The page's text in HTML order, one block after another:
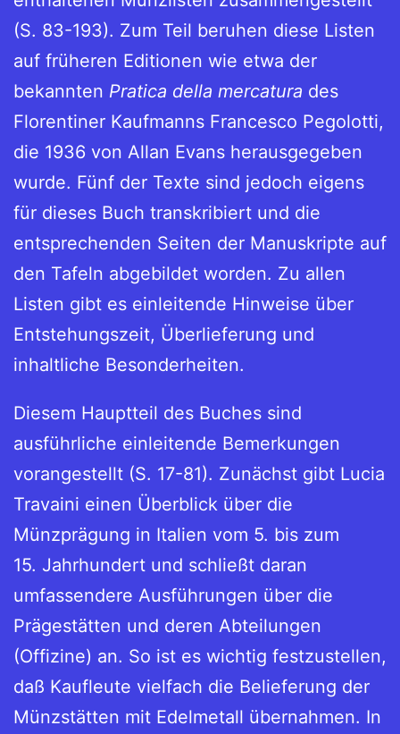
(S. 83-193). Zum Teil beruhen diese Listen
auf früheren Editionen wie etwa der
bekannten Pratica della mercatura des
Florentiner Kaufmanns Francesco Pegolotti,
die 1936 von Allan Evans herausgegeben
wurde. Fünf der Texte sind jedoch eigens
für dieses Buch transkribiert und die
entsprechenden Seiten der Manuskripte auf
den Tafeln abgebildet worden. Zu allen
Listen gibt es einleitende Hinweise über
Entstehungszeit, Überlieferung und
inhaltliche Besonderheiten.
Diesem Hauptteil des Buches sind
ausführliche einleitende Bemerkungen
vorangestellt (S. 17-81). Zunächst gibt Lucia
Travaini einen Überblick über die
Münzprägung in Italien vom 5. bis zum
15. Jahrhundert und schließt daran
umfassendere Ausführungen über die
Prägestätten und deren Abteilungen
(Offizine) an. So ist es wichtig festzustellen,
daß Kaufleute vielfach die Belieferung der
Münzstätten mit Edelmetall übernahmen. In